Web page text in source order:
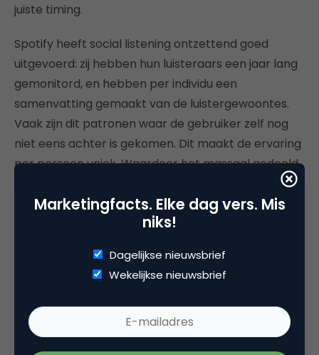
juiste timing.
Spotify heeft social listening ontzettend goed
uitgevoerd: zij hebben hun luisteraars een jaar lang
gemonitord, en hebben per individu een
samenvatting gemaakt van de luistergewoontes.
Vaak zijn dit patronen waar de gebruiker zelf nog
niet eens achter is gekomen. Dit maakt de ervaring
per persoon uniek. Waardoor het massaal gedeeld
aandacht.
strategieën
kan je een nieuwe pr-strategie creëren. Hierbij ga je
opzoek naar data die nuttig is voor de doelgroep,
Marketingfacts. Elke dag vers. Mis
niks!
Dagelijkse nieuwsbrief
Wekelijkse nieuwsbrief